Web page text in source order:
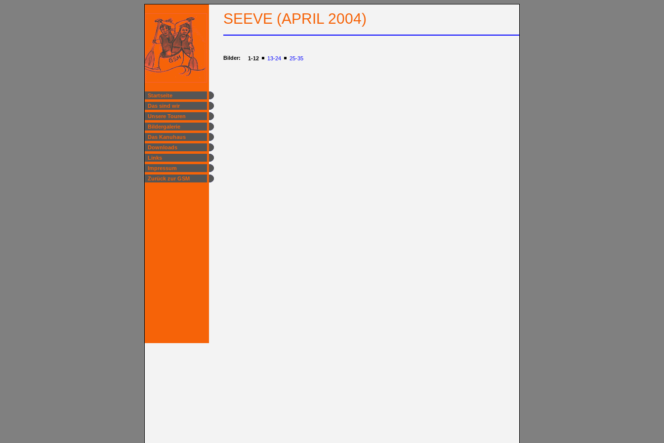
Startseite
Das sind wir
Unsere Touren
Bildergalerie
Das Kanuhaus
Downloads
Links
Impressum
Zurück zur GSM
SEEVE (APRIL 2004)
Bilder: 1-12 13-24 25-35